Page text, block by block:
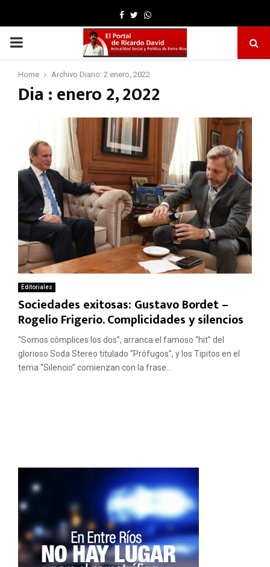
Facebook
TwitterWhatsapp
PRIMARY
MENU
Home Archivo Diario: 2 enero, 2022
Dia : enero 2, 2022
Editoriales
Sociedades exitosas: Gustavo Bordet –
Rogelio Frigerio. Complicidades y silencios
“Somos cómplices los dos”, arranca el famoso “hit” del
glorioso Soda Stereo titulado “Prófugos”, y los Tipitos en el
tema “Silencio” comienzan con la frase...